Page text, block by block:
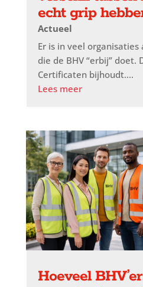
echt grip
Actueel
Er is in veel
die de BHV “erbij”
Certificaten bijhoudt....
Lees meer
Hoeveel